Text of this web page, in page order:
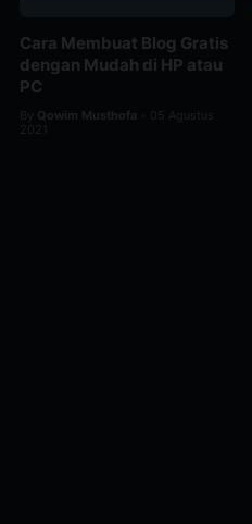
Cara Membuat Blog Gratis
dengan Mudah di HP atau
PC
By Qowim Musthofa
05 Agustus
2021